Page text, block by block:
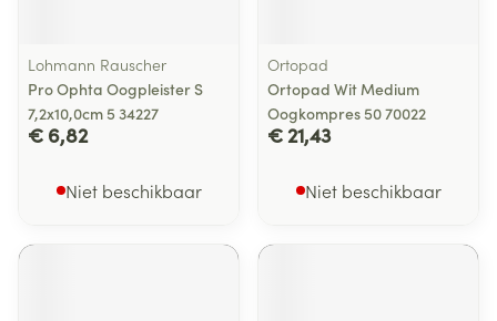
Lohmann Rauscher
Pro Ophta Oogpleister S
7,2x10,0cm 5 34227
€ 6,82
Niet beschikbaar
Ortopad
Ortopad Wit Medium
Oogkompres 50 70022
€ 21,43
Niet beschikbaar